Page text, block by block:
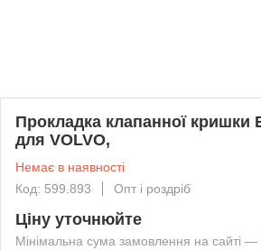
Прокладка клапанної кришки
для VOLVO,
Немає в наявності
Код: 599.893
Опт і роздріб
Ціну уточнюйте
Мінімальна сума замовлення на сайті